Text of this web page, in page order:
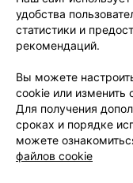
Размещение
Способы
удобства
статистики и
рекомендаций.
Вы можете
cookie или изменить
Для получения
сроках и порядке
можете
файлов cookie